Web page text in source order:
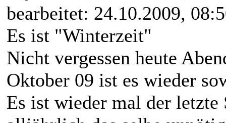
bearbeitet: 24.10.2009,
Es ist "Winterzeit"
Nicht vergessen heute
Oktober 09 ist es wieder
Es ist wieder mal der